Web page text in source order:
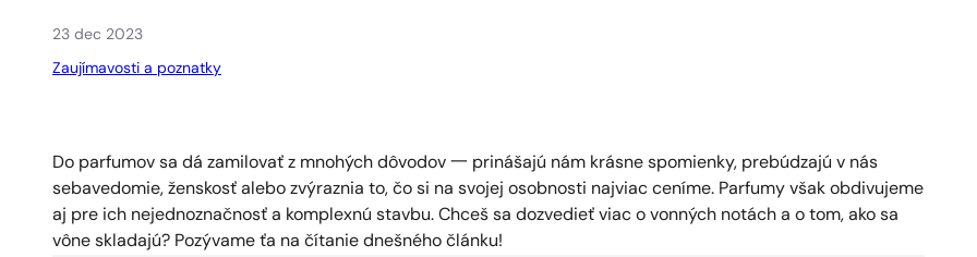
23 dec 2023
Zaujímavosti a poznatky
Do parfumov sa dá zamilovať z mnohých dôvodov 一 prinášajú nám krásne spomienky, prebúdzajú v nás
sebavedomie, ženskosť alebo zvýraznia to, čo si na svojej osobnosti najviac ceníme. Parfumy však obdivujeme
aj pre ich nejednoznačnosť a komplexnú stavbu. Chceš sa dozvedieť viac o vonných notách a o tom, ako sa
vône skladajú? Pozývame ťa na čítanie dnešného článku!